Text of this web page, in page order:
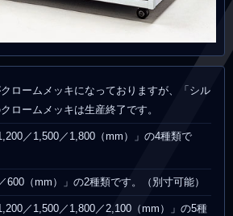
ロームメッキになっておりますが、「シル
ロームメッキは生産終了です。
／1,500／1,800（mm）」の4種類で
600（mm）」の2種類です。（別寸可能）
／1,500／1,800／2,100（mm）」の5種